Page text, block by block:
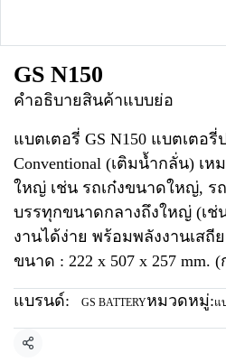
GS N150
คำอธิบายสินค้าแบบย่อ
แบตเตอรี่ GS N150 แบตเตอรี่
Conventional (เติมน้ำกลั่น) เ
ใหญ่ เช่น รถเก๋งขนาดใหญ่, ร
บรรทุกขนาดกลางถึงใหญ่ (เช่
งานได้ง่าย พร้อมพลังงานเสถี
ขนาด : 222 x 507 x 257 mm.
แบรนด์: GS BATTERYหมวดหมู่:แ
แชร์